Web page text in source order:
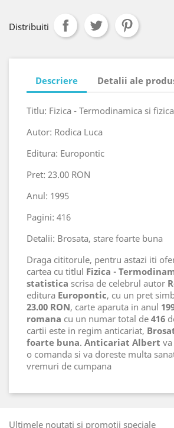
Distribuiti
Descriere Detalii ale
Titlu: Fizica - Termodinamica si
Autor: Rodica Luca
Editura: Europontic
Pret: 23.00 RON
Anul: 1995
Pagini: 416
Detalii: Brosata, stare foarte buna
Draga cititorule, pentru astazi iti
cartea cu titlul Fizica -
statistica scrisa de celebrul autor
editura Europontic, cu un pret
23.00 RON, carte aparuta in anul
romana cu un numar total de 416
cartii este in regim anticariat,
foarte buna. Anticariat Albert
o comanda si va doreste multa
vremuri de cumpana
Ultimele noutati si promotii speciale